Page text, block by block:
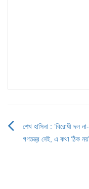
Post
শেখ হাসিনা : ‘বিরোধী দল
গণতন্ত্র নেই, এ কথা ঠিক নয়’